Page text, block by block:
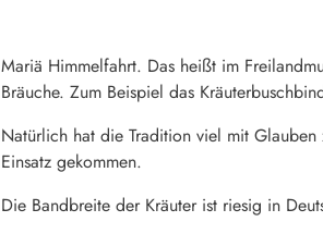
Mariä Himmelfahrt. Das heißt im
Bräuche. Zum Beispiel das
Natürlich hat die Tradition viel mit
Einsatz gekommen.
Die Bandbreite der Kräuter ist riesig in